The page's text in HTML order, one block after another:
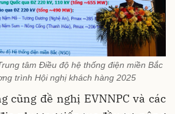
tâm Điều độ hệ thống điện miền Bắc
trình Hội nghị khách hàng 2025
cũng đề nghị EVNNPC và các